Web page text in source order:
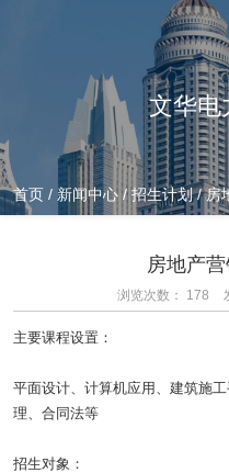
文华电
首页 / 新闻中心 /招生计划 /房
房地产
浏览次数： 178
主要课程设置：
平面设计、计算机应用、建筑施
理、合同法等
招生对象：